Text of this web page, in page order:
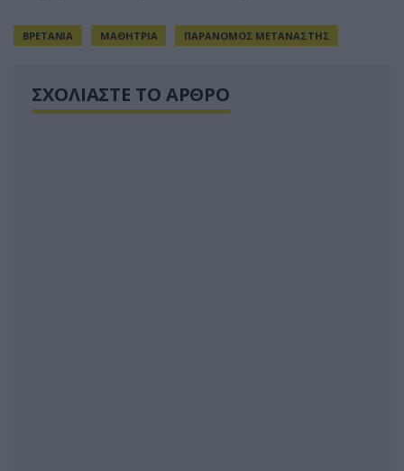
ΒΡΕΤΑΝΙΑ ΜΑΘΗΤΡΙΑ ΠΑΡΑΝΟΜΟΣ ΜΕΤΑΝΑΣΤΗΣ
ΣΧΟΛΙΑΣΤΕ ΤΟ ΑΡΘΡΟ